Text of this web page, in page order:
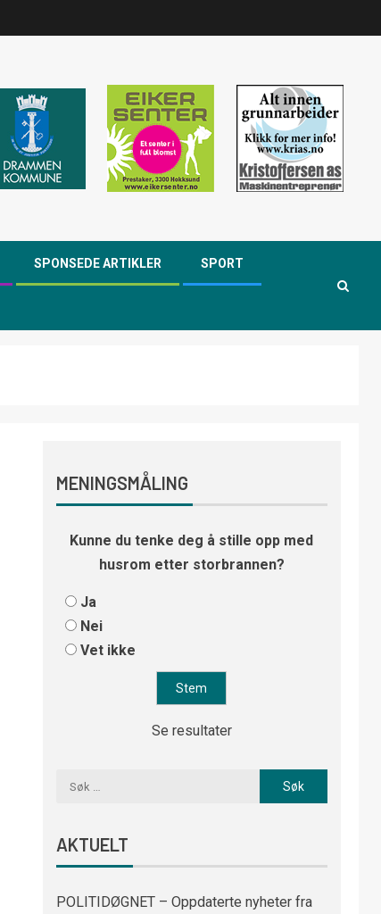
SPONSEDE ARTIKLER SPORT
MENINGSMÅLING
Kunne du tenke deg å stille opp med
husrom etter storbrannen?
Ja
Nei
Vet ikke
Se resultater
AKTUELT
POLITIDØGNET – Oppdaterte nyheter fra